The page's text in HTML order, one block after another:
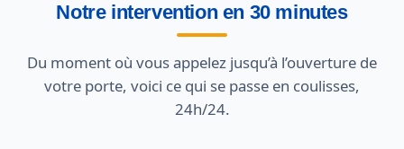
Notre intervention en 30 minutes
Du moment où vous appelez jusqu’à l’ouverture de
votre porte, voici ce qui se passe en coulisses,
24h/24.